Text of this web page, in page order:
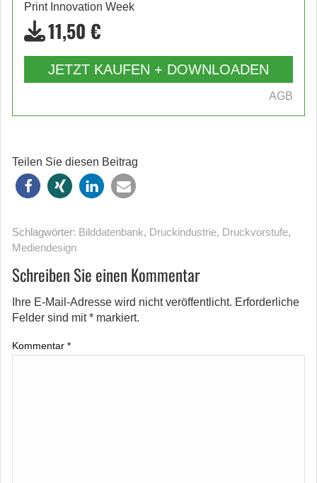
Print Innovation Week
11,50 €
JETZT KAUFEN + DOWNLOADEN
AGB
Teilen Sie diesen Beitrag
Schlagwörter: Bilddatenbank, Druckindustrie, Druckvorstufe,
Mediendesign
Schreiben Sie einen Kommentar
Ihre E-Mail-Adresse wird nicht veröffentlicht. Erforderliche
Felder sind mit* markiert.
Kommentar *